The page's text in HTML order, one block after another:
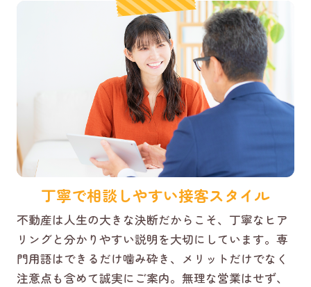
丁寧で相談しやすい接客スタイル
不動産は人生の大きな決断だからこそ、丁寧なヒア
リングと分かりやすい説明を大切にしています。専
門用語はできるだけ噛み砕き、メリットだけでなく
注意点も含めて誠実にご案内。無理な営業はせず、